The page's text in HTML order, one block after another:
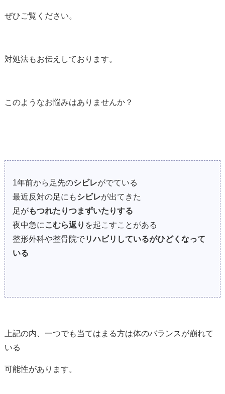
ぜひご覧ください。
対処法もお伝えしております。
このようなお悩みはありませんか？
1年前から足先のシビレがでている
最近反対の足にもシビレが出てきた
足がもつれたりつまずいたりする
夜中急にこむら返り を起こすことがある
整形外科や整骨院でリハビリしているがひどくなって
いる
上記の内、一つでも当てはまる方は体のバランスが崩れて
いる
可能性があります。